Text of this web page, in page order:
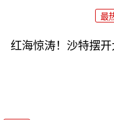
最
红海惊涛！沙特摆